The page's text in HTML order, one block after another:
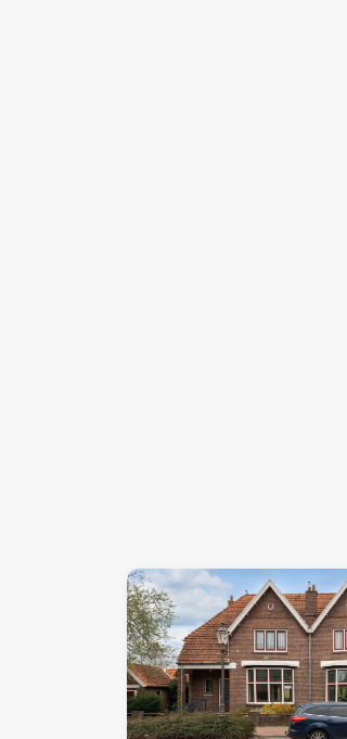
waarborgsom te storten ter
Huurovereenkomst
Op basis van het standaard
algemene bepalingen